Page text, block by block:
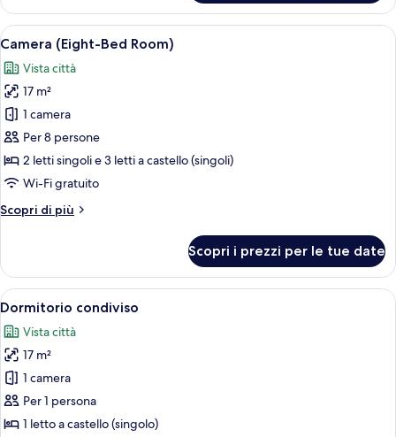
(Six-
Bed
Room)
Apri
tutte
le
foto
per
Camera
(Eight-
Bed
Una cassaforte in camera, una
4
Camera (Eight-Bed Room)
Vista città
17 m²
1 camera
Per 8 persone
2 letti singoli e 3 letti a castello (singoli)
Wi-Fi gratuito
Scopri di più
Altri
(Eight-
Bed
Room)
Scopri i prezzi per le tue date
Apri
tutte
le
foto
per
Dormitorio
condiviso
Una cassaforte in camera, una
5
Dormitorio condiviso
Vista città
17 m²
1 camera
Per 1 persona
1 letto a castello (singolo)